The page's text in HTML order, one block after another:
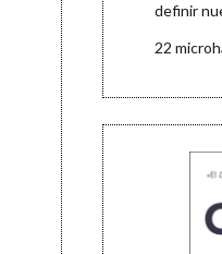
definir
22